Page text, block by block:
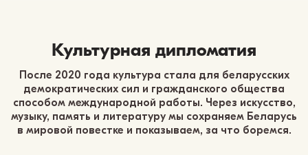
Культурная дипломатия
После 2020 года культура стала для беларусских
демократических сил и гражданского общества
способом международной работы. Через искусство,
музыку, память и литературу мы сохраняем Беларусь
в мировой повестке и показываем, за что боремся.